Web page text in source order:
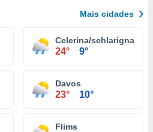
Mais cidades
Celerina/schlarigna
24° 9°
Davos
23° 10°
Flims